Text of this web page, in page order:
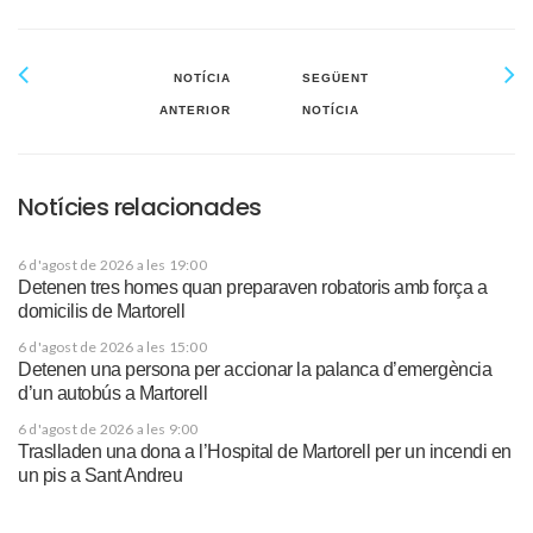
NOTÍCIA
ANTERIOR
SEGÜENT
NOTÍCIA
Notícies relacionades
6 d'agost de 2026 a les 19:00
Detenen tres homes quan preparaven robatoris amb força a
domicilis de Martorell
6 d'agost de 2026 a les 15:00
Detenen una persona per accionar la palanca d’emergència
d’un autobús a Martorell
6 d'agost de 2026 a les 9:00
Traslladen una dona a l’Hospital de Martorell per un incendi en
un pis a Sant Andreu